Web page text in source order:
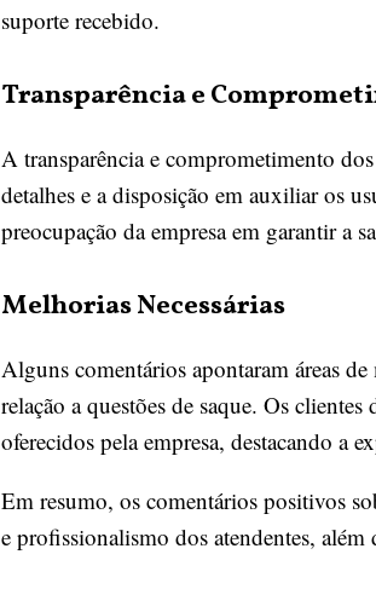
suporte recebido.
Transparência e
A transparência e comprometimento
detalhes e a disposição em auxiliar os
preocupação da empresa em garantir a
Melhorias Necessárias
Alguns comentários apontaram áreas
relação a questões de saque. Os
oferecidos pela empresa, destacando a
Em resumo, os comentários positivos
e profissionalismo dos atendentes,